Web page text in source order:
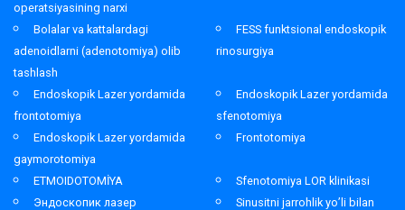
operatsiyasining narxi
Bolalar va kattalardagi
adenoidlarni (adenotomiya) olib
tashlash
FESS funktsional endoskopik
rinosurgiya
Endoskopik Lazer yordamida
frontotomiya
Endoskopik Lazer yordamida
sfenotomiya
Endoskopik Lazer yordamida
gaymorotomiya
Frontotomiya
ETMOIDOTOMİYA
Sfenotomiya LOR klinikasi
Эндоскопик лазер
Sinusitni jarrohlik yo’li bilan